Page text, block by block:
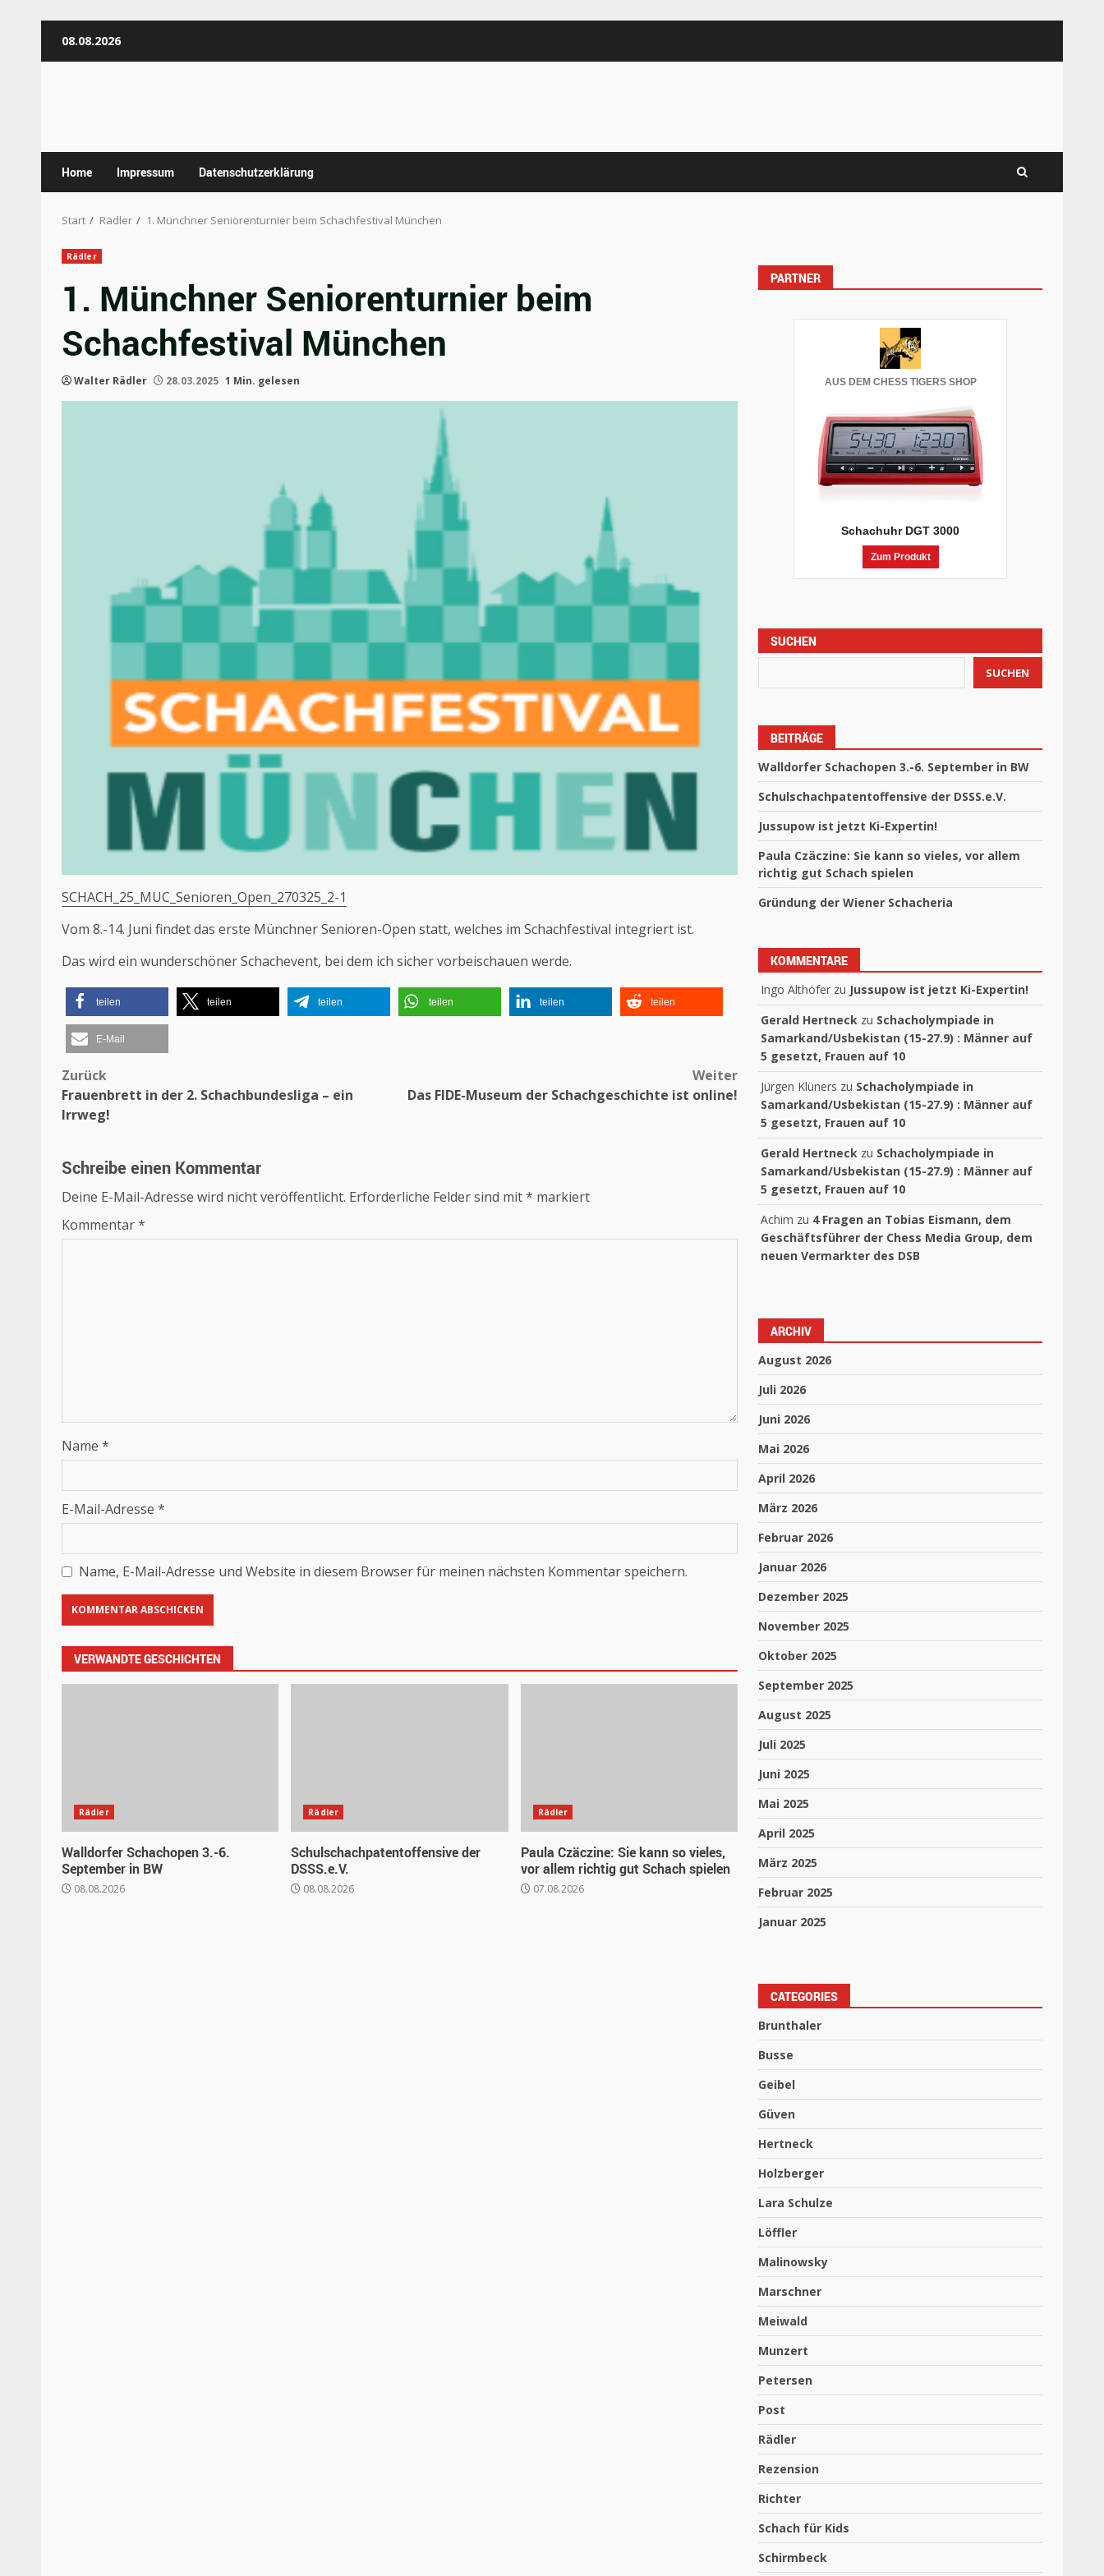
Inhalt08.08.2026
Home Impressum Datenschutzerklärung
Start Rädler 1. Münchner Seniorenturnier beim Schachfestival München
Rädler
1. Münchner Seniorenturnier beim
Schachfestival München
Walter Rädler 28.03.2025 1 Min. gelesen
SCHACH_25_MUC_Senioren_Open_270325_2-1
Vom 8.-14. Juni findet das erste Münchner Senioren-Open statt, welches im Schachfestival integriert ist.
Das wird ein wunderschöner Schachevent, bei dem ich sicher vorbeischauen werde.
teilen teilen teilen teilen teilen teilen
E-Mail
Beitragsnavigation
Zurück
Frauenbrett in der 2. Schachbundesliga – ein
Irrweg!
Weiter
Das FIDE-Museum der Schachgeschichte ist online!
Schreibe einen Kommentar
Deine E-Mail-Adresse wird nicht veröffentlicht. Erforderliche Felder sind mit* markiert
Kommentar*
Name *
E-Mail-Adresse *
Name, E-Mail-Adresse und Website in diesem Browser für meinen nächsten Kommentar speichern.
VERWANDTE GESCHICHTEN
Rädler
Walldorfer Schachopen 3.-6.
September in BW
08.08.2026
Rädler
Schulschachpatentoffensive der
DSSS.e.V.
08.08.2026
Rädler
Paula Czäczine: Sie kann so vieles,
vor allem richtig gut Schach spielen
07.08.2026
PARTNER
AUS DEM CHESS TIGERS SHOP
Schachuhr DGT 3000
Zum Produkt
SUCHEN
SUCHEN
BEITRÄGE
Walldorfer Schachopen 3.-6. September in BW
Schulschachpatentoffensive der DSSS.e.V.
Jussupow ist jetzt Ki-Expertin!
Paula Czäczine: Sie kann so vieles, vor allem
richtig gut Schach spielen
Gründung der Wiener Schacheria
KOMMENTARE
Ingo Althöfer zu Jussupow ist jetzt Ki-Expertin!
Gerald Hertneck zu Schacholympiade in
Samarkand/Usbekistan (15-27.9) : Männer auf
5 gesetzt, Frauen auf 10
Jürgen Klüners zu Schacholympiade in
Samarkand/Usbekistan (15-27.9) : Männer auf
5 gesetzt, Frauen auf 10
Gerald Hertneck zu Schacholympiade in
Samarkand/Usbekistan (15-27.9) : Männer auf
5 gesetzt, Frauen auf 10
Achim zu 4 Fragen an Tobias Eismann, dem
Geschäftsführer der Chess Media Group, dem
neuen Vermarkter des DSB
ARCHIV
August 2026
Juli 2026
Juni 2026
Mai 2026
April 2026
März 2026
Februar 2026
Januar 2026
Dezember 2025
November 2025
Oktober 2025
September 2025
August 2025
Juli 2025
Juni 2025
Mai 2025
April 2025
März 2025
Februar 2025
Januar 2025
CATEGORIES
Brunthaler
Busse
Geibel
Güven
Hertneck
Holzberger
Lara Schulze
Löffler
Malinowsky
Marschner
Meiwald
Munzert
Petersen
Post
Rädler
Rezension
Richter
Schach für Kids
Schirmbeck